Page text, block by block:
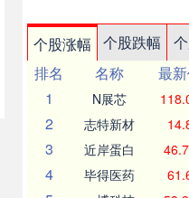
个股涨幅 个股跌幅
排名
名称 最
1
N展芯
2 志特新材
3 近岸蛋白
4 毕得医药